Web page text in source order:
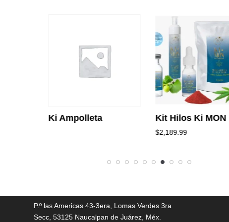
Ki Ampolleta Kit Hilos Ki MON
$2,189.99
P.º las Americas 43-3era, Lomas Verdes 3ra
Secc, 53125 Naucalpan de Juárez, Méx.